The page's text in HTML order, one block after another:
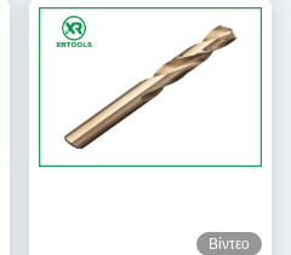
μέγεθος 2mm - 6mm
Βίντεο